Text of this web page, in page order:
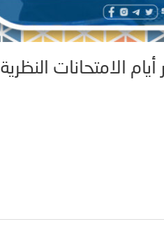
الامتحانات النظرية